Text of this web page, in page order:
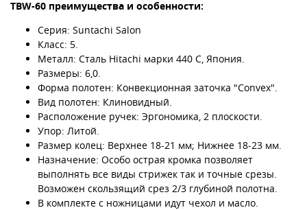
TBW-60 преимущества и особенности:
Серия: Suntachi Salon
Класс: 5.
Металл: Сталь Hitachi марки 440 C, Япония.
Размеры: 6,0.
Форма полотен: Конвекционная заточка "Convex".
Вид полотен: Клиновидный.
Расположение ручек: Эргономика, 2 плоскости.
Упор: Литой.
Размер колец: Верхнее 18-21 мм; Нижнее 18-23 мм.
Назначение: Особо острая кромка позволяет
выполнять все виды стрижек так и точные срезы.
Возможен скользящий срез 2/3 глубиной полотна.
В комплекте с ножницами идут чехол и масло.